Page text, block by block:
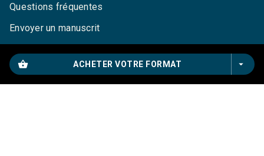
shopping_basket ACHETER VOTRE FORMAT arrow_drop_down
Questions fréquentes
Envoyer un manuscrit
Droits